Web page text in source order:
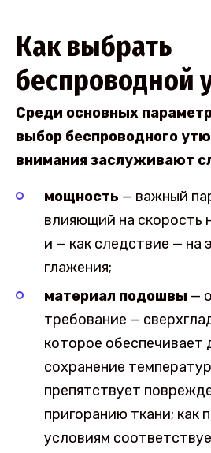
Как выбрать
беспроводной
Среди основных
выбор беспроводного
внимания заслуживают
мощность — важный
влияющий на скорость
и — как следствие — на
глажения;
материал подошвы —
требование —
которое обеспечивает
сохранение
препятствует
пригоранию ткани; как
условиям